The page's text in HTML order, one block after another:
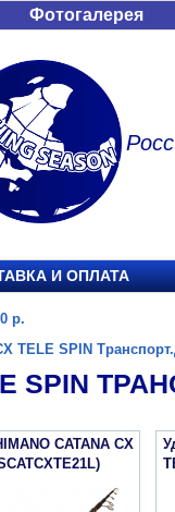
Фотогалерея
И ОПЛАТА
р.
TELE SPIN
SPIN
CATANA CX